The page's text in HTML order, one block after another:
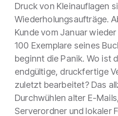
Druck von Kleinauflagen
Wiederholungsaufträge.
Kunde vom Januar
100 Exemplare seines
beginnt die Panik. Wo ist
endgültige, druckfertige
zuletzt bearbeitet? Das
Durchwühlen alter E-
Serverordner und lokaler